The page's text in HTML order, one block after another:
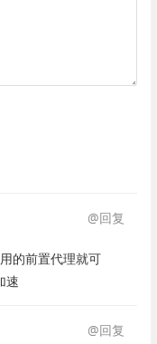
@回复
的前置代理就可
速
@回复